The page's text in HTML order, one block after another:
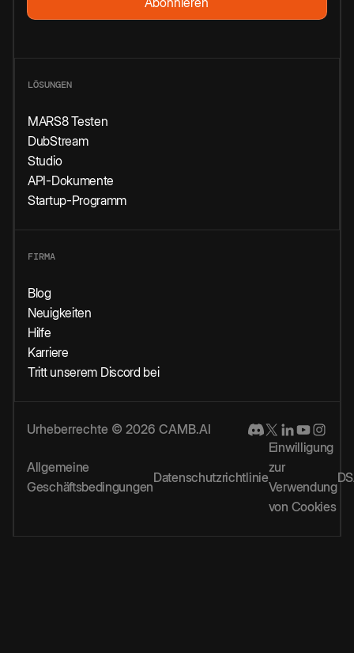
LÖSUNGEN
MARS8 Testen
DubStream
Studio
API-Dokumente
Startup-Programm
FIRMA
Blog
Neuigkeiten
Hilfe
Karriere
Tritt unserem Discord bei
Urheberrechte © 2026 CAMB.AI
Allgemeine
Geschäftsbedingungen
Datenschutzrichtlinie
Einwilligung
zur
Verwendung
von Cookies